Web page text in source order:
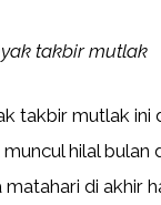
takbir mutlak
takbir mutlak ini
hilal bulan
di akhir